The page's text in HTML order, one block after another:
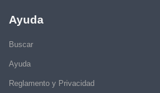
Ayuda
Buscar
Ayuda
Reglamento y Privacidad